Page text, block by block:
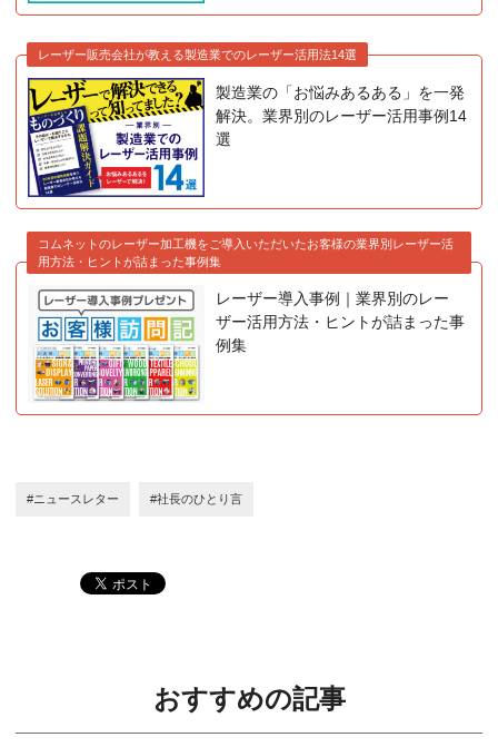
レーザー販売会社が教える製造業でのレーザー活用法14選
製造業の「お悩みあるある」を一発
解決。業界別のレーザー活用事例14
選
コムネットのレーザー加工機をご導入いただいたお客様の業界別レーザー活
用方法・ヒントが詰まった事例集
レーザー導入事例｜業界別のレー
ザー活用方法・ヒントが詰まった事
例集
#ニュースレター #社長のひとり言
おすすめの記事